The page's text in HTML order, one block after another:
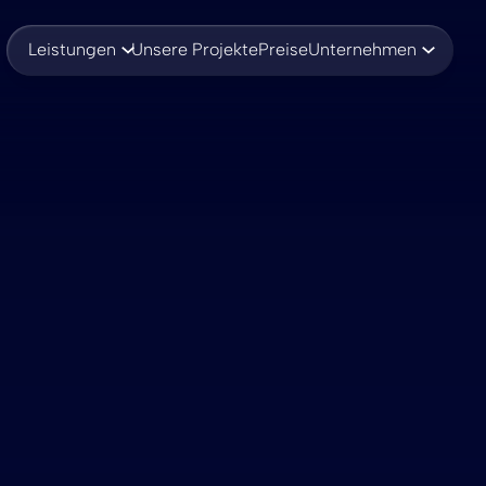
Leistungen
Unsere ProjektePreiseUnternehmen